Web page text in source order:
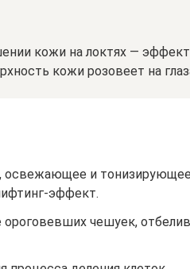
кожи на локтях — эффект
кожи розовеет на
освежающее и тонизирующее
эффект.
ороговевших чешуек,